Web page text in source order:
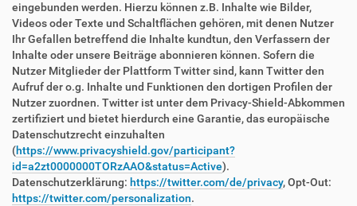
eingebunden werden. Hierzu können z.B. Inhalte wie Bilder,
Videos oder Texte und Schaltflächen gehören, mit denen Nutzer
Ihr Gefallen betreffend die Inhalte kundtun, den Verfassern der
Inhalte oder unsere Beiträge abonnieren können. Sofern die
Nutzer Mitglieder der Plattform Twitter sind, kann Twitter den
Aufruf der o.g. Inhalte und Funktionen den dortigen Profilen der
Nutzer zuordnen. Twitter ist unter dem Privacy-Shield-Abkommen
zertifiziert und bietet hierdurch eine Garantie, das europäische
Datenschutzrecht einzuhalten
(https://www.privacyshield.gov/participant?
id=a2zt0000000TORzAAO&status=Active).
Datenschutzerklärung: https://twitter.com/de/privacy, Opt-Out:
https://twitter.com/personalization.